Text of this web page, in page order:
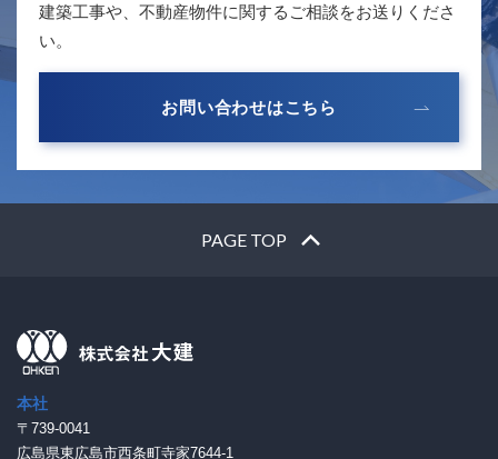
建築工事や、不動産物件に関するご相談をお送りくださ
い。
お問い合わせはこちら
PAGE TOP
本社
〒739-0041
広島県東広島市西条町寺家7644-1